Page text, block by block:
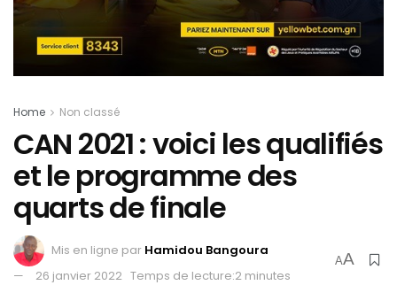
Home Non classé
CAN 2021 : voici les qualifiés
et le programme des
quarts de finale
Mis en ligne par Hamidou Bangoura
26 janvier 2022 Temps de lecture:2 minutes
AA